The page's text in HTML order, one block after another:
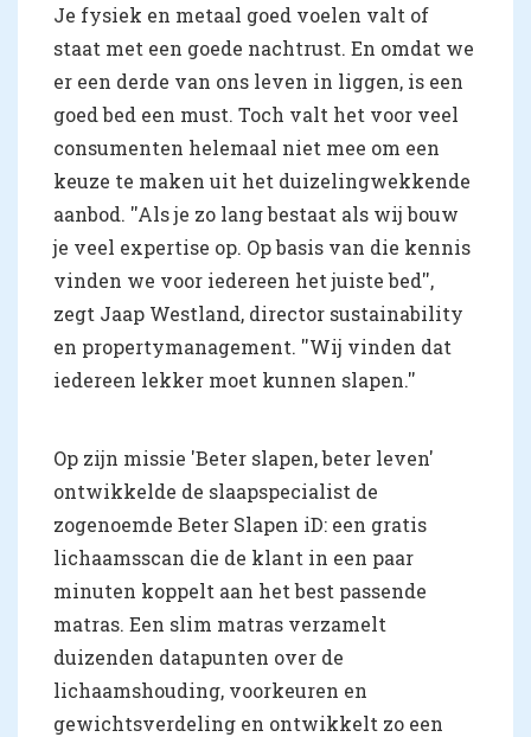
Je fysiek en metaal goed voelen valt of
staat met een goede nachtrust. En omdat we
er een derde van ons leven in liggen, is een
goed bed een must. Toch valt het voor veel
consumenten helemaal niet mee om een
keuze te maken uit het duizelingwekkende
aanbod. ''Als je zo lang bestaat als wij bouw
je veel expertise op. Op basis van die kennis
vinden we voor iedereen het juiste bed'',
zegt Jaap Westland, director sustainability
en propertymanagement. ''Wij vinden dat
iedereen lekker moet kunnen slapen.''
Op zijn missie 'Beter slapen, beter leven'
ontwikkelde de slaapspecialist de
zogenoemde Beter Slapen iD: een gratis
lichaamsscan die de klant in een paar
minuten koppelt aan het best passende
matras. Een slim matras verzamelt
duizenden datapunten over de
lichaamshouding, voorkeuren en
gewichtsverdeling en ontwikkelt zo een